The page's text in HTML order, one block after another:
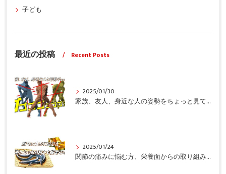
子ども
最近の投稿 Recent Posts
2025/01/30
家族、友人、身近な人の姿勢をちょっと見てみませんか？
2025/01/24
関節の痛みに悩む方、栄養面からの取り組みも重要ですよ！